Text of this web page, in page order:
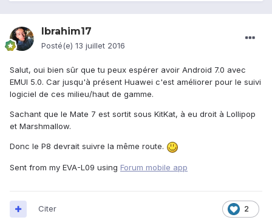
Ibrahim17
Posté(e) 13 juillet 2016
Salut, oui bien sûr que tu peux espérer avoir Android 7.0 avec
EMUI 5.0. Car jusqu'à présent Huawei c'est améliorer pour le suivi
logiciel de ces milieu/haut de gamme.
Sachant que le Mate 7 est sortit sous KitKat, à eu droit à Lollipop
et Marshmallow.
Donc le P8 devrait suivre la même route.
Sent from my EVA-L09 using Forum mobile app
2
Citer